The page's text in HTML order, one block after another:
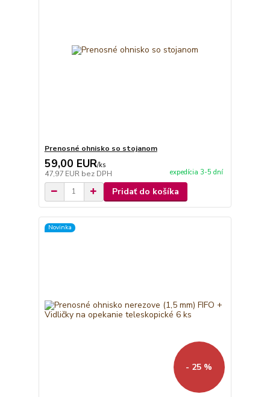
Prenosné ohnisko so stojanom
59,00 EUR/ks
47,97 EUR bez DPH expedícia 3-5 dní
Pridať do košíka
Novinka
- 25 %